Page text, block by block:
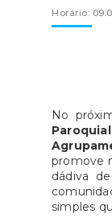
Horário:
No
promove
dádiva
simples